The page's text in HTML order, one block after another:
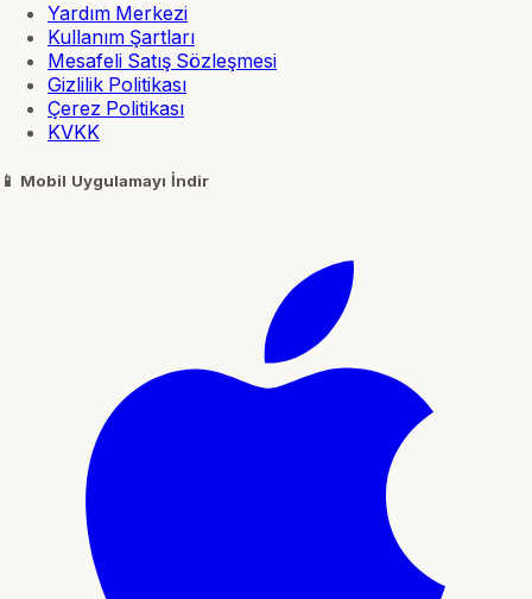
Yardım Merkezi
Kullanım Şartları
Mesafeli Satış Sözleşmesi
Gizlilik Politikası
Çerez Politikası
KVKK
📱 Mobil Uygulamayı İndir